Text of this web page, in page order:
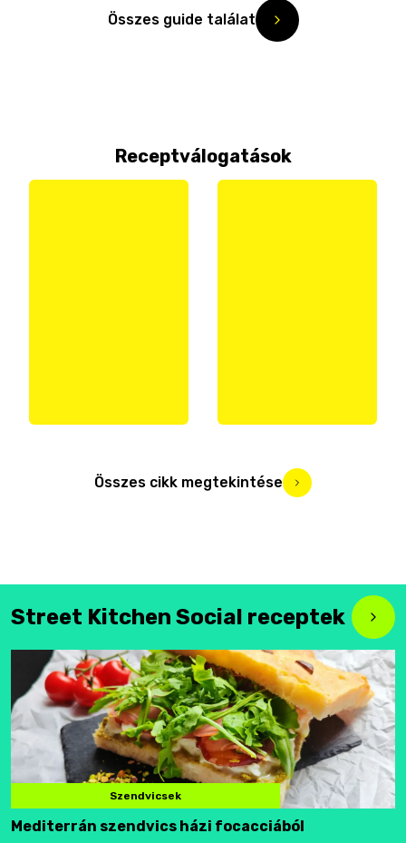
Összes guide találat
Receptválogatások
Összes cikk megtekintése
Street Kitchen Social receptek
Szendvicsek
Mediterrán szendvics házi focacciából